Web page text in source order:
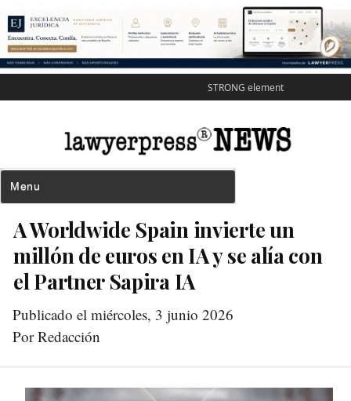
STRONG element
A Worldwide Spain invierte un
millón de euros en IA y se alía con
el Partner Sapira IA
Publicado el miércoles, 3 junio 2026
Por Redacción